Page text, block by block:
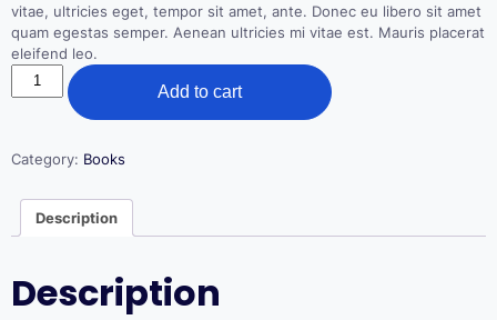
vitae, ultricies eget, tempor sit amet, ante. Donec eu libero sit amet
quam egestas semper. Aenean ultricies mi vitae est. Mauris placerat
eleifend leo.
The
Lean
Add to cart
Category: Books
Description
Description